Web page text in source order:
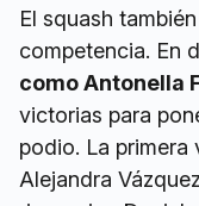
El squash
competencia. En
como Antonella
victorias para
podio. La primera
Alejandra